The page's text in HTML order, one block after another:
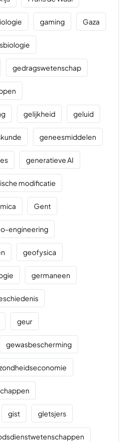
gaming Gaza
gedragswetenschap
gelijkheid geluid
geneesmiddelen
generatieve AI
modificatie
Gent
engineering
geofysica
germaneen
geur
gewasbescherming
gist gletsjers